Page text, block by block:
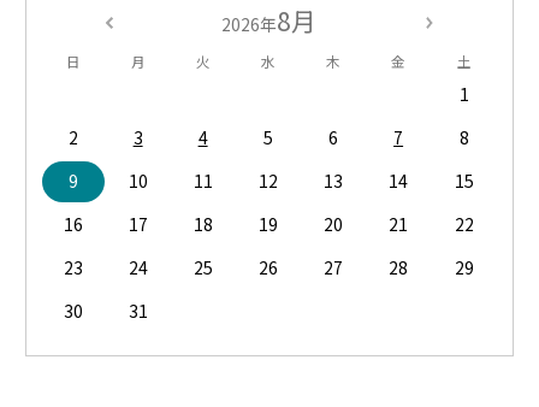
2026年8月
日 月 火 水 木 金 土
1
2
3 4 5 6 7
8
9
10 11 12 13 14
15
16
17 18 19 20 21
22
23
24 25 26 27 28
29
30
31